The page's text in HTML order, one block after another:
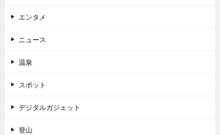
エンタメ
ニュース
温泉
スポット
デジタルガジェット
登山